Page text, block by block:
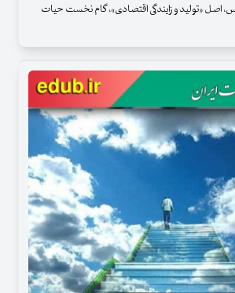
اصل «تولید و زایندگی اقتصادی»، گام نخست حیات